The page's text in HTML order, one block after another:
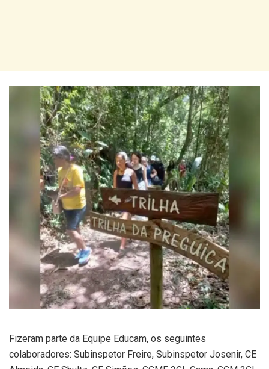
Fizeram parte da Equipe Educam, os seguintes
colaboradores: Subinspetor Freire, Subinspetor Josenir, CE